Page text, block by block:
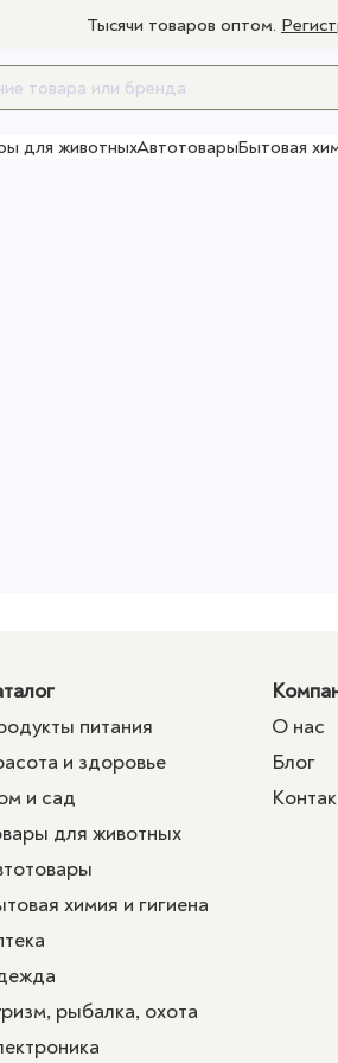
Тысячи товаров оптом.
для животныхАвтотоварыБытовая
питания
и здоровье
и сад
для животных
химия и гигиена
рыбалка, охота
О нас
Блог